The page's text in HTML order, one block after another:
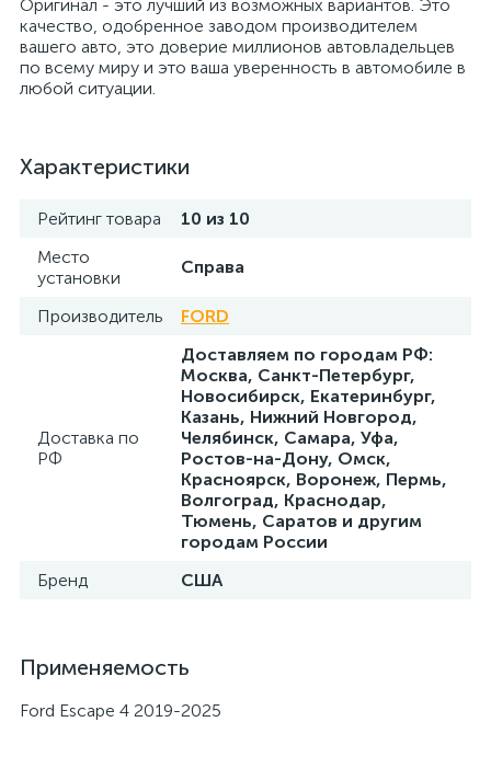
Оригинал - это лучший из возможных вариантов. Это
качество, одобренное заводом производителем
вашего авто, это доверие миллионов автовладельцев
по всему миру и это ваша уверенность в автомобиле в
любой ситуации.
Характеристики
Рейтинг товара
10 из 10
Место
установки
Справа
Производитель FORD
Доставка по
РФ
Доставляем по городам РФ:
Москва, Санкт-Петербург,
Новосибирск, Екатеринбург,
Казань, Нижний Новгород,
Челябинск, Самара, Уфа,
Ростов-на-Дону, Омск,
Красноярск, Воронеж, Пермь,
Волгоград, Краснодар,
Тюмень, Саратов и другим
городам России
Бренд
США
Применяемость
Ford Escape 4 2019-2025